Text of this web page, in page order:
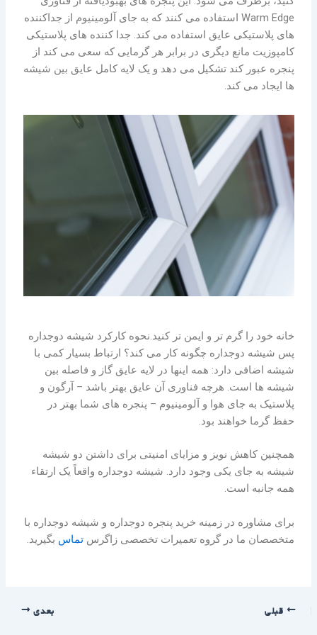
Warm Edge استفاده می کنند که به جای آلومینیوم از جداکننده
های پلاستیکی عایق استفاده می کند. جدا کننده های پلاستیکی
کامپوزیت مانع دیگری در برابر هر گرمایی که سعی می کند از
پنجره عبور کند تشکیل می دهد و یک لایه کامل عایق بین شیشه
ها ایجاد می کند.
خانه خود را گرم تر و ایمن تر کنید.نحوه کارکرد شیشه دوجداره
پس شیشه دوجداره چگونه کار می کند؟ ارتباط بسیار کمی با
شیشه اضافی دارد: همه اینها در لایه عایق گاز و فاصله بین
شیشه ها است. هرچه فناوری آن عایق بهتر باشد – آرگون و
پلاستیک به جای هوا و آلومینیوم – پنجره های شما بهتر در
حفظ گرما خواهند بود.
همچنین کاهش نویز و مزایای امنیتی برای داشتن دو شیشه
شیشه به جای یکی وجود دارد. شیشه دوجداره واقعاً یک ارتقاء
همه جانبه است.
برای مشاوره در زمینه خرید پنجره دوجداره و شیشه دوجداره با
متخصصان ما در گروه تعمیرات تخصصی زاگرستماس بگیرید.
قبلی بعدی